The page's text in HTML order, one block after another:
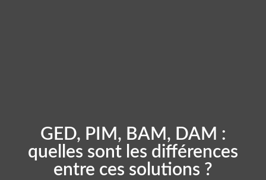
GED, PIM, BAM, DAM :
quelles sont les différences
entre ces solutions ?